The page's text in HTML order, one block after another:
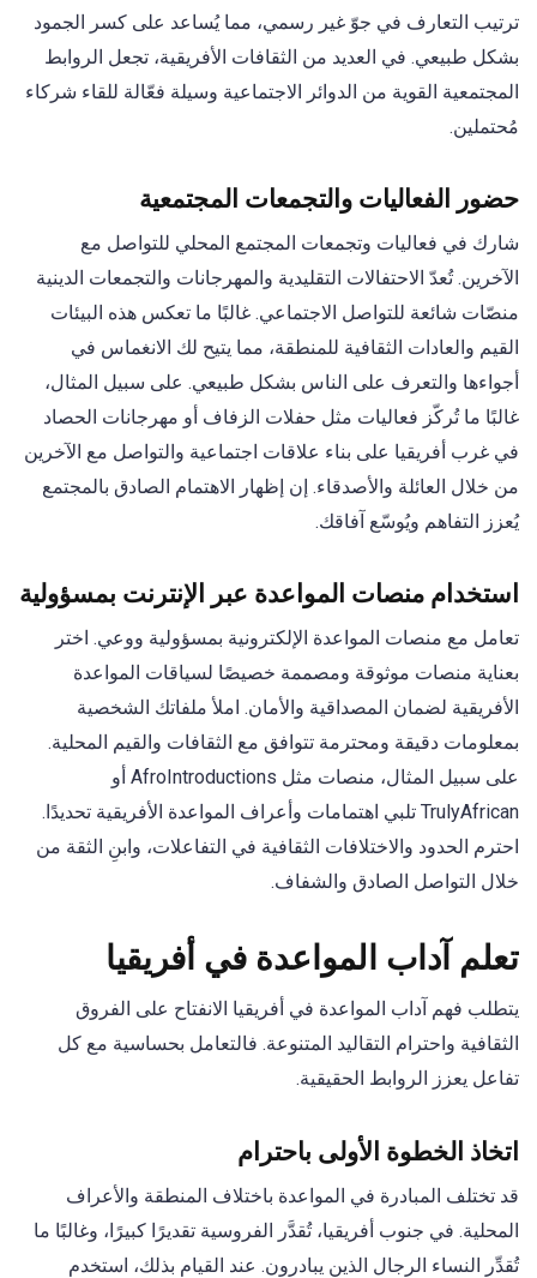
ترتيب التعارف في جوّ غير رسمي، مما يُساعد على كسر الجمود
بشكل طبيعي. في العديد من الثقافات الأفريقية، تجعل الروابط
المجتمعية القوية من الدوائر الاجتماعية وسيلة فعّالة للقاء شركاء
مُحتملين.
حضور الفعاليات والتجمعات المجتمعية
شارك في فعاليات وتجمعات المجتمع المحلي للتواصل مع
الآخرين. تُعدّ الاحتفالات التقليدية والمهرجانات والتجمعات الدينية
منصّات شائعة للتواصل الاجتماعي. غالبًا ما تعكس هذه البيئات
القيم والعادات الثقافية للمنطقة، مما يتيح لك الانغماس في
أجواءها والتعرف على الناس بشكل طبيعي. على سبيل المثال،
غالبًا ما تُركّز فعاليات مثل حفلات الزفاف أو مهرجانات الحصاد
في غرب أفريقيا على بناء علاقات اجتماعية والتواصل مع الآخرين
من خلال العائلة والأصدقاء. إن إظهار الاهتمام الصادق بالمجتمع
يُعزز التفاهم ويُوسّع آفاقك.
استخدام منصات المواعدة عبر الإنترنت بمسؤولية
تعامل مع منصات المواعدة الإلكترونية بمسؤولية ووعي. اختر
بعناية منصات موثوقة ومصممة خصيصًا لسياقات المواعدة
الأفريقية لضمان المصداقية والأمان. املأ ملفاتك الشخصية
بمعلومات دقيقة ومحترمة تتوافق مع الثقافات والقيم المحلية.
على سبيل المثال، منصات مثل AfroIntroductions أو
TrulyAfrican تلبي اهتمامات وأعراف المواعدة الأفريقية تحديدًا.
احترم الحدود والاختلافات الثقافية في التفاعلات، وابنِ الثقة من
خلال التواصل الصادق والشفاف.
تعلم آداب المواعدة في أفريقيا
يتطلب فهم آداب المواعدة في أفريقيا الانفتاح على الفروق
الثقافية واحترام التقاليد المتنوعة. فالتعامل بحساسية مع كل
تفاعل يعزز الروابط الحقيقية.
اتخاذ الخطوة الأولى باحترام
قد تختلف المبادرة في المواعدة باختلاف المنطقة والأعراف
المحلية. في جنوب أفريقيا، تُقدَّر الفروسية تقديرًا كبيرًا، وغالبًا ما
تُقدِّر النساء الرجال الذين يبادرون. عند القيام بذلك، استخدم